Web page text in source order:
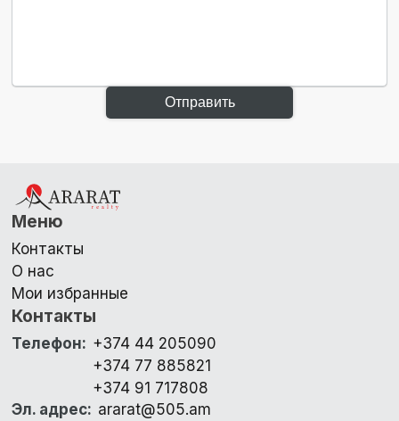
Отправить
Меню
Контакты
О нас
Мои избранные
Контакты
Телефон: +374 44 205090
+374 77 885821
+374 91 717808
Эл. адрес: ararat@505.am